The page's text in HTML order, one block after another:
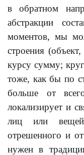
в обратном
абстракции
моментов, мы
строения
курсу сумму;
тоже, как бы по
больше от
локализирует и
лиц или
отрешенного и
нужен в